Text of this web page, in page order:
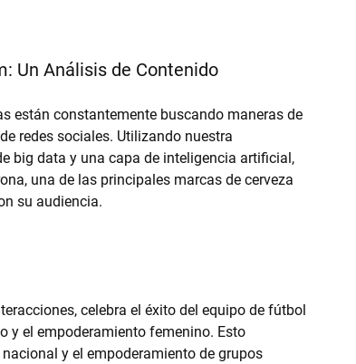
Un Análisis de Contenido
están constantemente buscando maneras de
redes sociales. Utilizando nuestra
big data y una capa de inteligencia artificial,
una de las principales marcas de cerveza
su audiencia.
celebra el éxito del equipo de fútbol
y el empoderamiento femenino. Esto
y el empoderamiento de grupos